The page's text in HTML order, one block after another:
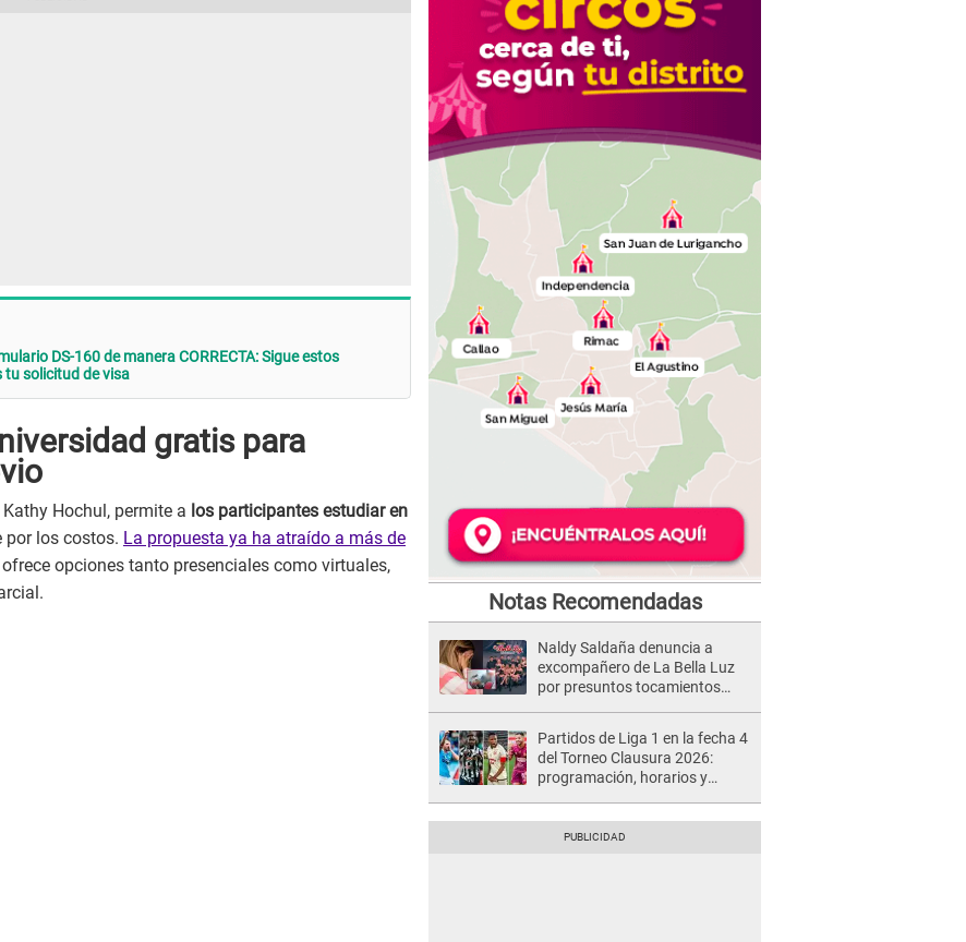
DS-160 de manera CORRECTA: Sigue estos
tu solicitud de visa
gratis para
Hochul, permite a los participantes estudiar en
por los costos. La propuesta ya ha atraído a más de
opciones tanto presenciales como virtuales,
Notas Recomendadas
Naldy Saldaña denuncia a
excompañero de La Bella Luz
por presuntos tocamientos
Partidos de Liga 1 en la fecha 4
del Torneo Clausura 2026:
programación, horarios y